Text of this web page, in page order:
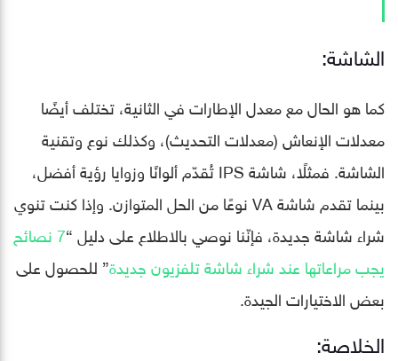
الشاشة:
كما هو الحال مع معدل الإطارات في الثانية، تختلف أيضًا
معدلات الإنعاش (معدلات التحديث)، وكذلك نوع وتقنية
الشاشة. فمثلًا، شاشة IPS تُقدّم ألوانًا وزوايا رؤية أفضل،
بينما تقدم شاشة VA نوعًا من الحل المتوازن. وإذا كنت تنوي
شراء شاشة جديدة، فإنّنا نوصي بالاطلاع على دليل “ 7 نصائح
يجب مراعاتها عند شراء شاشة تلفزيون جديدة” للحصول على
بعض الاختيارات الجيدة.
الخلاصة: